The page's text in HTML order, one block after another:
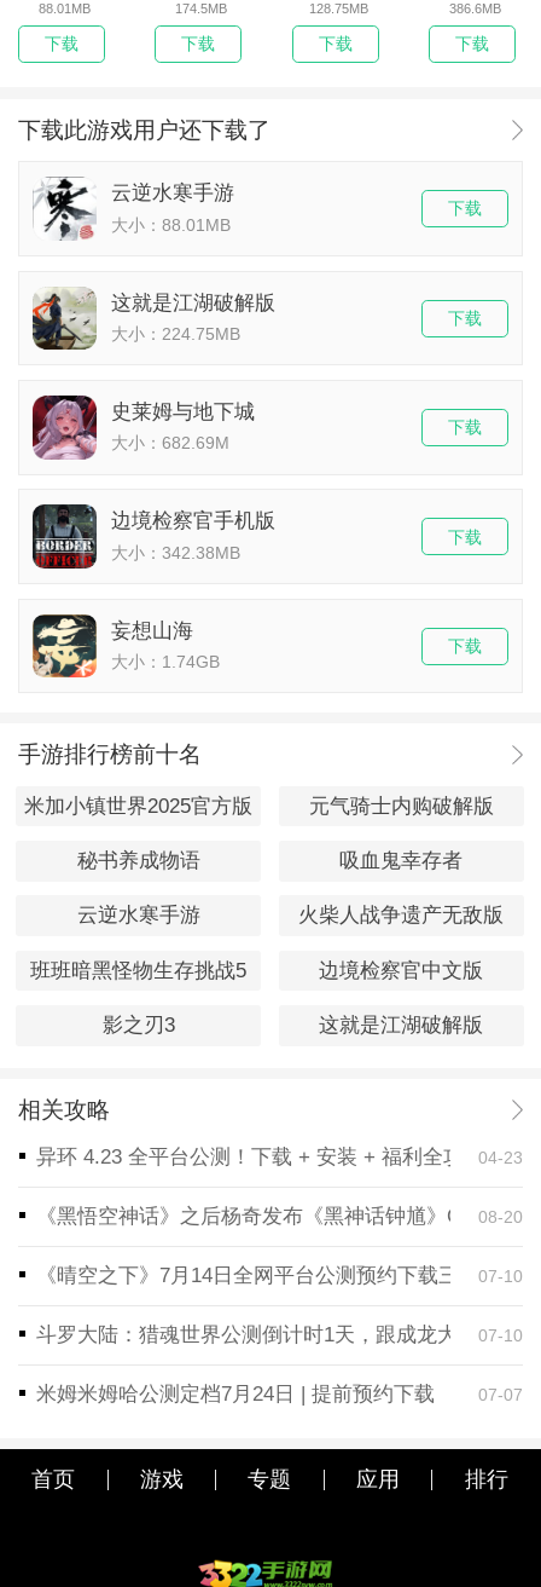
88.01MB
下载
174.5MB
下载
128.75MB
下载
386.6MB
下载
下载此游戏用户还下载了
云逆水寒手游
大小：88.01MB
下载
这就是江湖破解版
大小：224.75MB
下载
史莱姆与地下城
大小：682.69M
下载
边境检察官手机版
大小：342.38MB
下载
妄想山海
大小：1.74GB
下载
手游排行榜前十名
米加小镇世界2025官方版 元气骑士内购破解版
秘书养成物语 吸血鬼幸存者
云逆水寒手游 火柴人战争遗产无敌版
班班暗黑怪物生存挑战5 边境检察官中文版
影之刃3 这就是江湖破解版
相关攻略
异环 4.23 全平台公测！下载 + 安装 + 福利全攻略，一
04-23
《黑悟空神话》之后杨奇发布《黑神话钟馗》CG！预
08-20
《晴空之下》7月14日全网平台公测预约下载三端同步
07-10
斗罗大陆：猎魂世界公测倒计时1天，跟成龙大哥一起
07-10
米姆米姆哈公测定档7月24日 | 提前预约下载 07-07
首页 游戏 专题 应用 排行